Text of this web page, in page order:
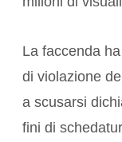
La faccenda
di violazione
a scusarsi
fini di